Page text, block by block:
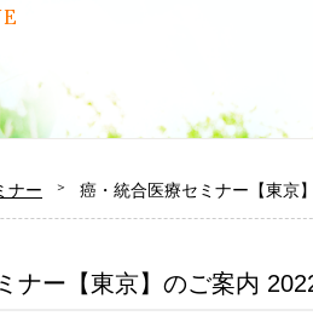
ナー 癌・統合医療セミナー【東京
ミナー【東京】のご案内